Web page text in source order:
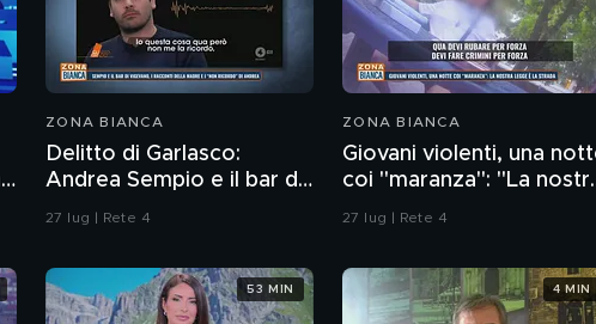
ZONA BIANCA
Delitto di Garlasco:
Andrea Sempio e il bar di
Vigevano e i racconti
27 lug | Rete 4
ZONA BIANCA
Giovani violenti, una
coi "maranza": "La
legge è la strada"
27 lug | Rete 4
53 MIN 4 MIN